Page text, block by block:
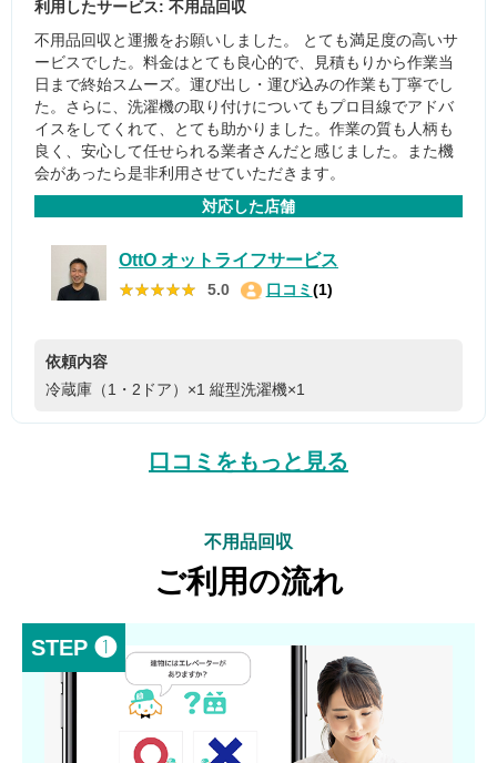
利用したサービス: 不用品回収
不用品回収と運搬をお願いしました。 とても満足度の高いサ
ービスでした。料金はとても良心的で、見積もりから作業当
日まで終始スムーズ。運び出し・運び込みの作業も丁寧でし
た。さらに、洗濯機の取り付けについてもプロ目線でアドバ
イスをしてくれて、とても助かりました。作業の質も人柄も
良く、安心して任せられる業者さんだと感じました。また機
会があったら是非利用させていただきます。
対応した店舗
OttO オットライフサービス
★★★★★
★★★★★ 5.0 口コミ (1)
依頼内容
冷蔵庫（1・2ドア）×1 縦型洗濯機×1
口コミをもっと見る
不用品回収
ご利用の流れ
STEP ❶